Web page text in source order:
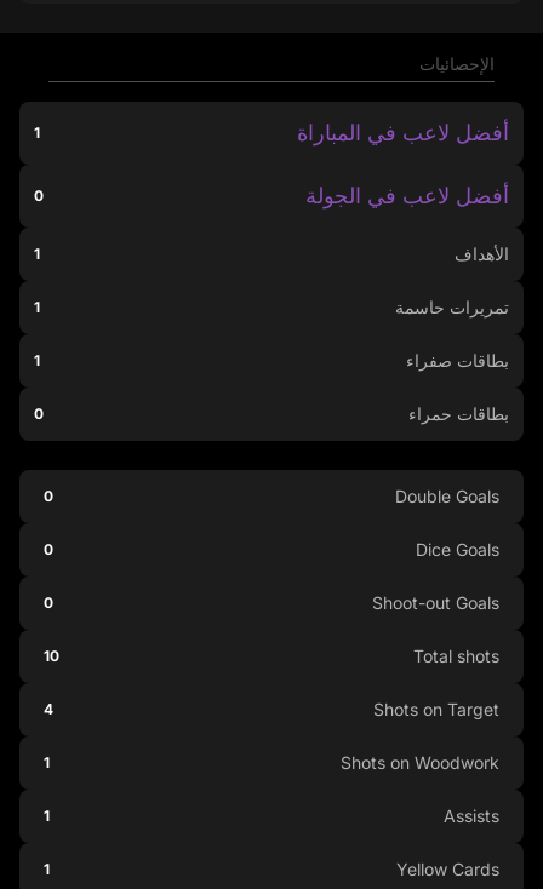
الإحصائيات
أفضل لاعب في المباراة 1
أفضل لاعب في الجولة 0
الأهداف 1
تمريرات حاسمة 1
بطاقات صفراء 1
بطاقات حمراء 0
Double Goals
0
Dice Goals
0
Shoot-out Goals
0
Total shots
10
Shots on Target
4
Shots on Woodwork
1
Assists
1
Yellow Cards
1